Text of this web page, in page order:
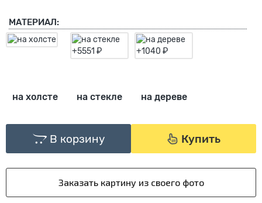
МАТЕРИАЛ:
на холсте на стекле на дереве
В корзину Купить